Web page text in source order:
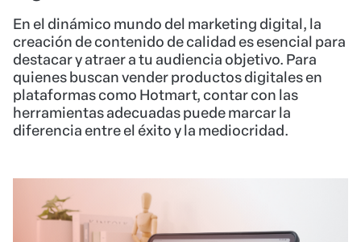
En el dinámico mundo del marketing digital, la
creación de contenido de calidad es esencial para
destacar y atraer a tu audiencia objetivo. Para
quienes buscan vender productos digitales en
plataformas como Hotmart, contar con las
herramientas adecuadas puede marcar la
diferencia entre el éxito y la mediocridad.